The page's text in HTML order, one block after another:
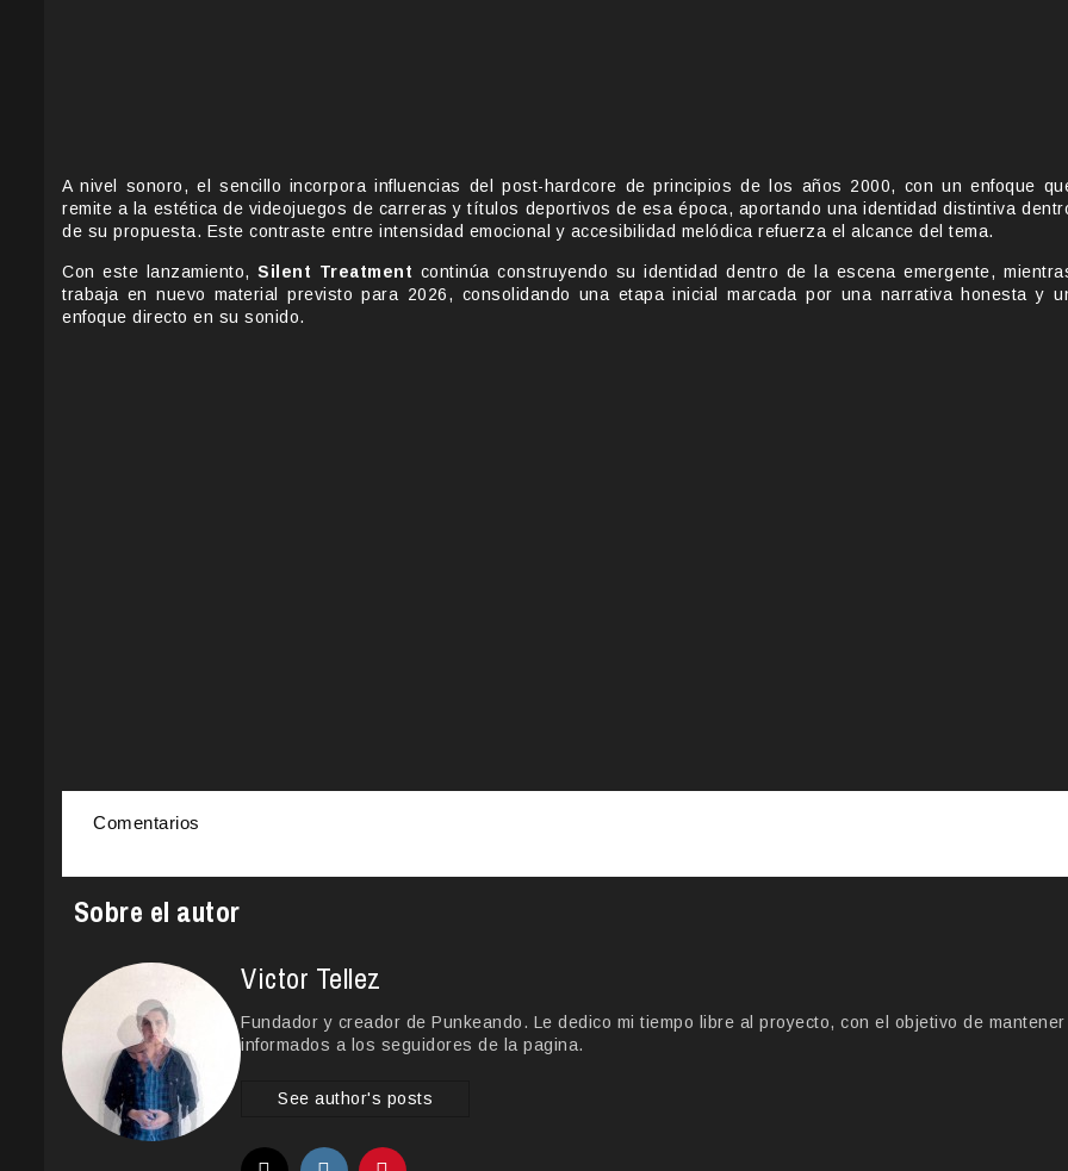
A nivel sonoro, el sencillo incorpora influencias del post-hardcore de principios de los años 2000, con un enfoque
remite a la estética de videojuegos de carreras y títulos deportivos de esa época, aportando una identidad distintiva
de su propuesta. Este contraste entre intensidad emocional y accesibilidad melódica refuerza el alcance del tema.
Con este lanzamiento,Silent Treatment continúa construyendo su identidad dentro de la escena emergente,
trabaja en nuevo material previsto para 2026, consolidando una etapa inicial marcada por una narrativa honesta y
enfoque directo en su sonido.
Comentarios
Sobre el autor
Victor Tellez
Fundador y creador de Punkeando. Le dedico mi tiempo libre al proyecto, con el objetivo de mantener
informados a los seguidores de la pagina.
See author's posts